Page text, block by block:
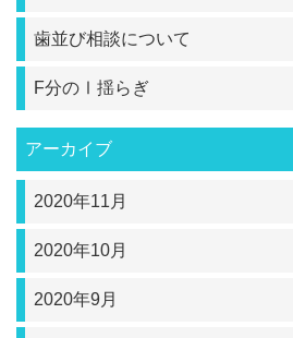
歯並び相談について
F分のⅠ揺らぎ
アーカイブ
2020年11月
2020年10月
2020年9月